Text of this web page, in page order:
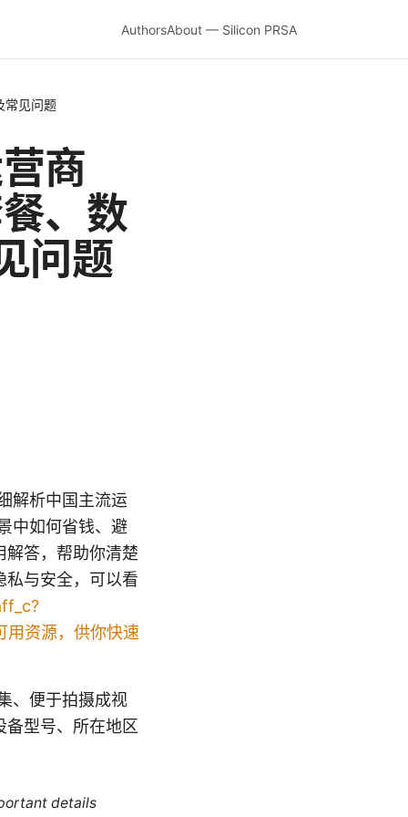
AuthorsAbout — Silicon PRSA
常见问题
商
、数
问题
解析中国主流运
中如何省钱、避
解答，帮助你清楚
私与安全，可以看
资源，供你快速
、便于拍摄成视
备型号、所在地区
details